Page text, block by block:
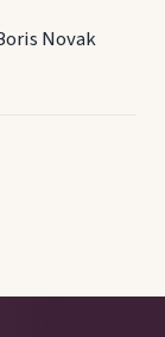
Novak